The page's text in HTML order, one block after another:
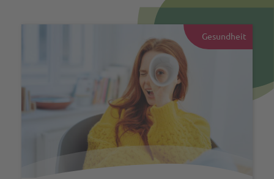
Gesundheit